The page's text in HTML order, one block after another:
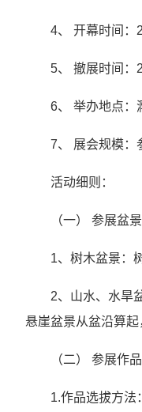
4、 开幕时间：
5、 撤展时间：
6、 举办地点：
7、 展会规模：
活动细则：
（一） 参展盆
1、树木盆景：
2、山水、水旱
悬崖盆景从盆沿算起
（二） 参展作
1.作品选拔方法